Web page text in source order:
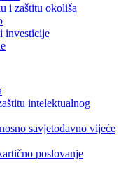
i zaštitu okoliša
investicije
intelektualnog
savjetodavno vijeće
poslovanje